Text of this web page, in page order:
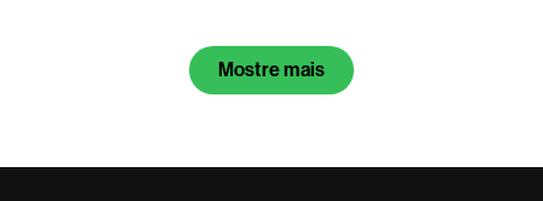
Mostre mais